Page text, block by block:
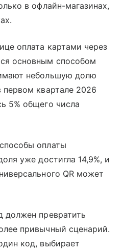
в офлайн-магазинах,
оплата картами через
основным способом
небольшую долю
квартале 2026
5% общего числа
оплаты
уже достигла 14,9%, и
QR может
должен превратить
привычный сценарий.
код, выбирает